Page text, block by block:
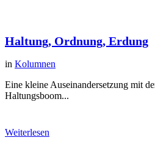
Haltung, Ordnung, Erdung
in Kolumnen
Eine kleine Auseinandersetzung mit
Haltungsboom...
Weiterlesen